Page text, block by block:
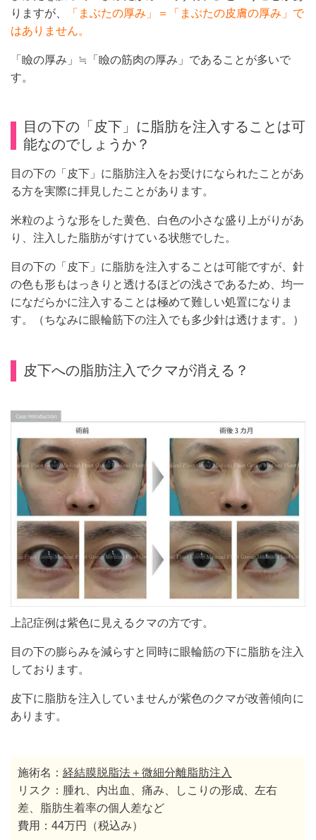
りますが、
「まぶたの厚み」＝「まぶたの皮膚の厚み」で
はありません。
「瞼の厚み」≒「瞼の筋肉の厚み」であることが多いで
す。
目の下の「皮下」に脂肪を注入することは可
能なのでしょうか？
目の下の「皮下」に脂肪注入をお受けになられたことがあ
る方を実際に拝見したことがあります。
米粒のような形をした黄色、白色の小さな盛り上がりがあ
り、注入した脂肪がすけている状態でした。
目の下の「皮下」に脂肪を注入することは可能ですが、針
の色も形もはっきりと透けるほどの浅さであるため、均一
になだらかに注入することは極めて難しい処置になりま
す。（ちなみに眼輪筋下の注入でも多少針は透けます。）
皮下への脂肪注入でクマが消える？
上記症例は紫色に見えるクマの方です。
目の下の膨らみを減らすと同時に眼輪筋の下に脂肪を注入
しております。
皮下に脂肪を注入していませんが紫色のクマが改善傾向に
あります。
施術名： 経結膜脱脂法＋微細分離脂肪注入
リスク：腫れ、内出血、痛み、しこりの形成、左右
差、脂肪生着率の個人差など
費用：44万円（税込み）